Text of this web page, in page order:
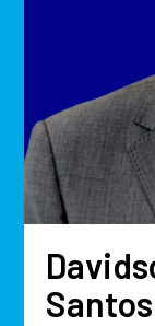
Santos